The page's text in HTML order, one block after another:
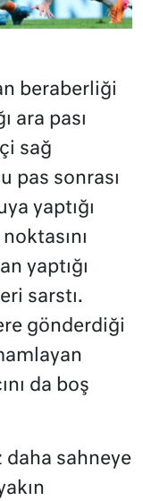
beraberliği
ara pası
sağ
pas sonrası
yaptığı
yaptığı
sarstı.
gönderdiği
da boş
daha sahneye